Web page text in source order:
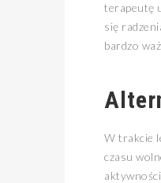
terapeutę
się
bardzo
W trakcie
czasu